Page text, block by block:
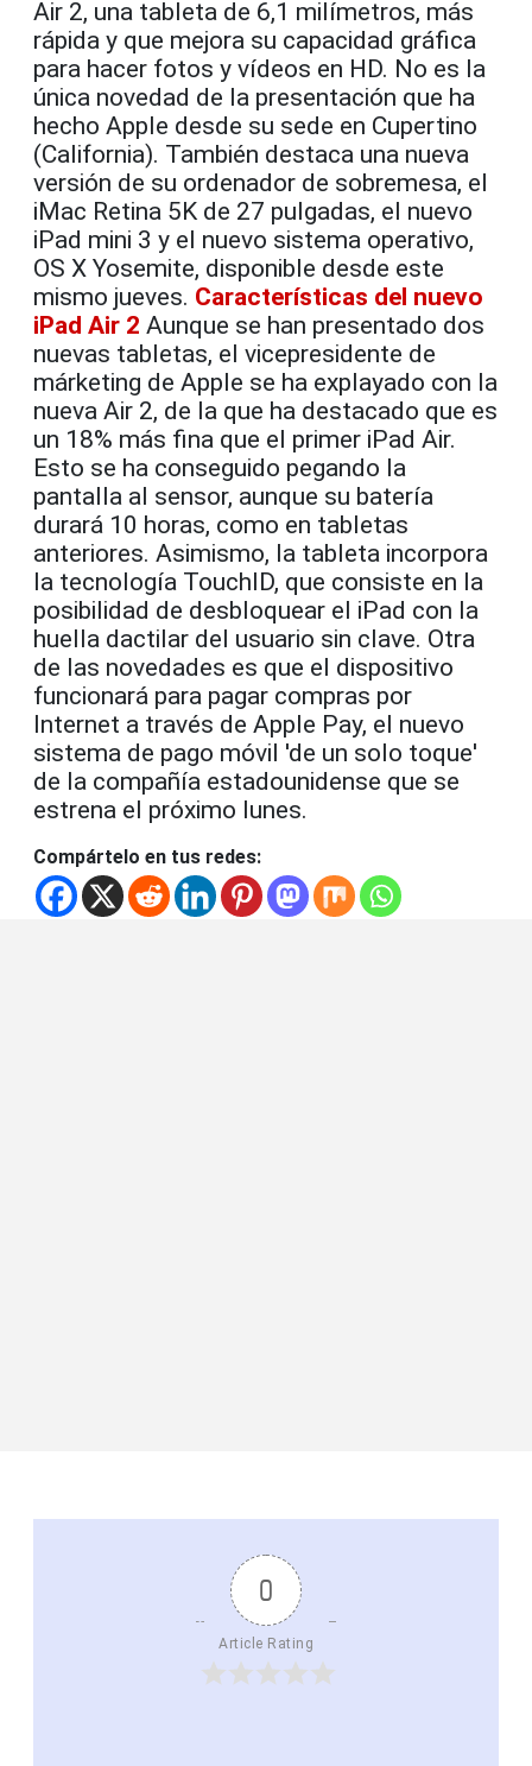
Air 2, una tableta de 6,1 milímetros, más
rápida y que mejora su capacidad gráfica
para hacer fotos y vídeos en HD. No es la
única novedad de la presentación que ha
hecho Apple desde su sede en Cupertino
(California). También destaca una nueva
versión de su ordenador de sobremesa, el
iMac Retina 5K de 27 pulgadas, el nuevo
iPad mini 3 y el nuevo sistema operativo,
OS X Yosemite, disponible desde este
mismo jueves. Características del nuevo
iPad Air 2 Aunque se han presentado dos
nuevas tabletas, el vicepresidente de
márketing de Apple se ha explayado con la
nueva Air 2, de la que ha destacado que es
un 18% más fina que el primer iPad Air.
Esto se ha conseguido pegando la
pantalla al sensor, aunque su batería
durará 10 horas, como en tabletas
anteriores. Asimismo, la tableta incorpora
la tecnología TouchID, que consiste en la
posibilidad de desbloquear el iPad con la
huella dactilar del usuario sin clave. Otra
de las novedades es que el dispositivo
funcionará para pagar compras por
Internet a través de Apple Pay, el nuevo
sistema de pago móvil 'de un solo toque'
de la compañía estadounidense que se
estrena el próximo lunes.
Compártelo en tus redes:
0
Article Rating